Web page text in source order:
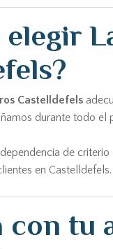
elegir
Castelldefels
durante todo el
de
en Castelldefels.
con tu